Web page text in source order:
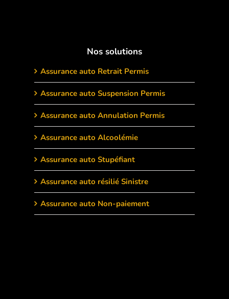
Nos solutions
Assurance auto Retrait Permis
Assurance auto Suspension Permis
Assurance auto Annulation Permis
Assurance auto Alcoolémie
Assurance auto Stupéfiant
Assurance auto résilié Sinistre
Assurance auto Non-paiement